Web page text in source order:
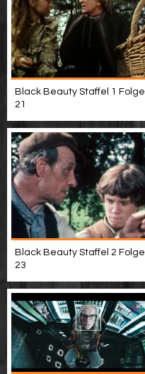
Black Beauty Staffel 1 Folge
21
Black Beauty Staffel 2 Folge
23